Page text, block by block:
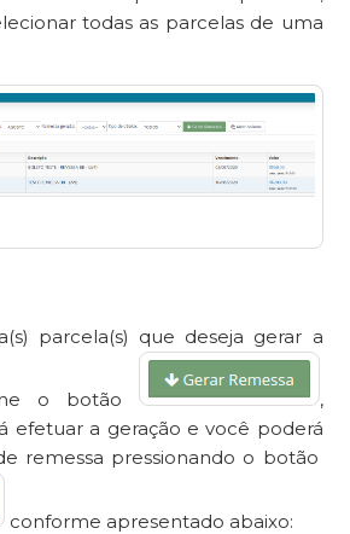
todas as parcelas de uma
parcela(s) que deseja gerar a
o botão
,
efetuar a geração e você poderá
remessa pressionando o botão
conforme apresentado abaixo: